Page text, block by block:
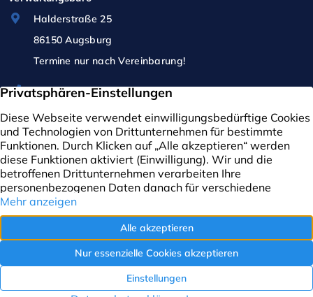
Halderstraße 25
86150 Augsburg
Termine nur nach Vereinbarung!
0821 / 408 904 11
Senden Sie uns eine E-Mail
Folgen Sie uns jetzt!
Themen
Kreis der Profis
Immobilienbewertung
Verwaltung